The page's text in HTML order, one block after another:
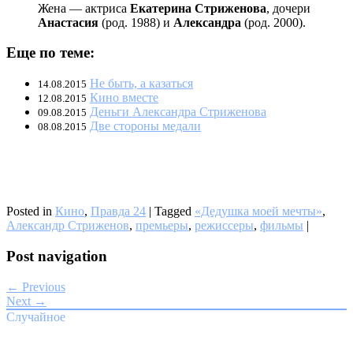
Жена — актриса Екатерина Стриженова, дочери
Анастасия (род. 1988) и Александра (род. 2000).
Еще по теме:
14.08.2015 Не быть, а казаться
12.08.2015 Кино вместе
09.08.2015 Деньги Александра Стриженова
08.08.2015 Две стороны медали
Posted in Кино, Правда 24 | Tagged «Дедушка моей мечты»,
Александр Стриженов, премьеры, режиссеры, фильмы |
Post navigation
← Previous
Next →
Случайное